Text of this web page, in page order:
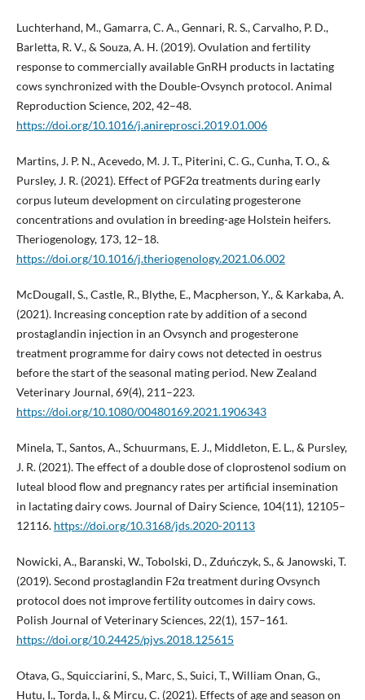
Luchterhand, M., Gamarra, C. A., Gennari, R. S., Carvalho, P. D.,
Barletta, R. V., & Souza, A. H. (2019). Ovulation and fertility
response to commercially available GnRH products in lactating
cows synchronized with the Double-Ovsynch protocol. Animal
Reproduction Science, 202, 42–48.
https://doi.org/10.1016/j.anireprosci.2019.01.006
Martins, J. P. N., Acevedo, M. J. T., Piterini, C. G., Cunha, T. O., &
Pursley, J. R. (2021). Effect of PGF2α treatments during early
corpus luteum development on circulating progesterone
concentrations and ovulation in breeding-age Holstein heifers.
Theriogenology, 173, 12–18.
https://doi.org/10.1016/j.theriogenology.2021.06.002
McDougall, S., Castle, R., Blythe, E., Macpherson, Y., & Karkaba, A.
(2021). Increasing conception rate by addition of a second
prostaglandin injection in an Ovsynch and progesterone
treatment programme for dairy cows not detected in oestrus
before the start of the seasonal mating period. New Zealand
Veterinary Journal, 69(4), 211–223.
https://doi.org/10.1080/00480169.2021.1906343
Minela, T., Santos, A., Schuurmans, E. J., Middleton, E. L., & Pursley,
J. R. (2021). The effect of a double dose of cloprostenol sodium on
luteal blood flow and pregnancy rates per artificial insemination
in lactating dairy cows. Journal of Dairy Science, 104(11), 12105–
12116. https://doi.org/10.3168/jds.2020-20113
Nowicki, A., Baranski, W., Tobolski, D., Zduńczyk, S., & Janowski, T.
(2019). Second prostaglandin F2α treatment during Ovsynch
protocol does not improve fertility outcomes in dairy cows.
Polish Journal of Veterinary Sciences, 22(1), 157–161.
https://doi.org/10.24425/pjvs.2018.125615
Otava, G., Squicciarini, S., Marc, S., Suici, T., William Onan, G.,
Hutu, I., Torda, I., & Mircu, C. (2021). Effects of age and season on